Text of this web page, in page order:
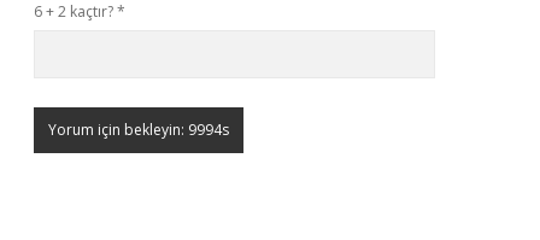
6 + 2 kaçtır?*